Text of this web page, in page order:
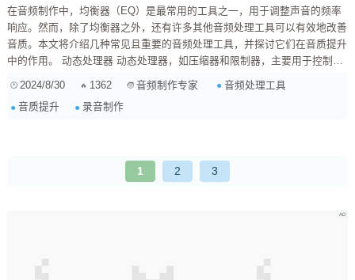
在音频制作中，均衡器（EQ）是最常用的工具之一，用于调整声音的频率
响应。然而，除了均衡器之外，还有许多其他音频处理工具可以有效地改善
音质。本文将介绍几种常见且重要的音频处理工具，并探讨它们在音质提升
中的作用。 动态处理器 动态处理器，如压缩器和限制器，主要用于控制声
低的部分更加平衡。限制器则是压缩器的一种极端形式，能够防止信号超过
设定的阈值，从而避免失真。这些工具对于确保录音中的声音既清晰又一致
2024/8/30 1362 音频制作专家
音频处理工具
音质提升
录音制作
1 2 3